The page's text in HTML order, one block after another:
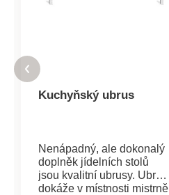
Kuchyňský ubrus
Nenápadný, ale dokonalý
doplněk jídelních stolů
jsou kvalitní ubrusy. Ubrus
dokáže v místnosti mistrně